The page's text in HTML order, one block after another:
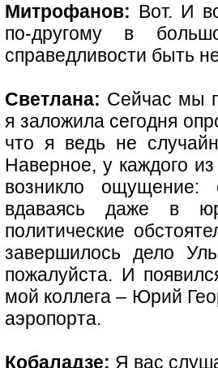
Митрофанов: Вот. И
по-другому в
справедливости быть
Светлана: Сейчас мы
я заложила сегодня
что я ведь не
Наверное, у каждого
возникло ощущение:
вдаваясь даже в
политические
завершилось дело
пожалуйста. И
мой коллега – Юрий
аэропорта.
Кобаладзе: Я вас